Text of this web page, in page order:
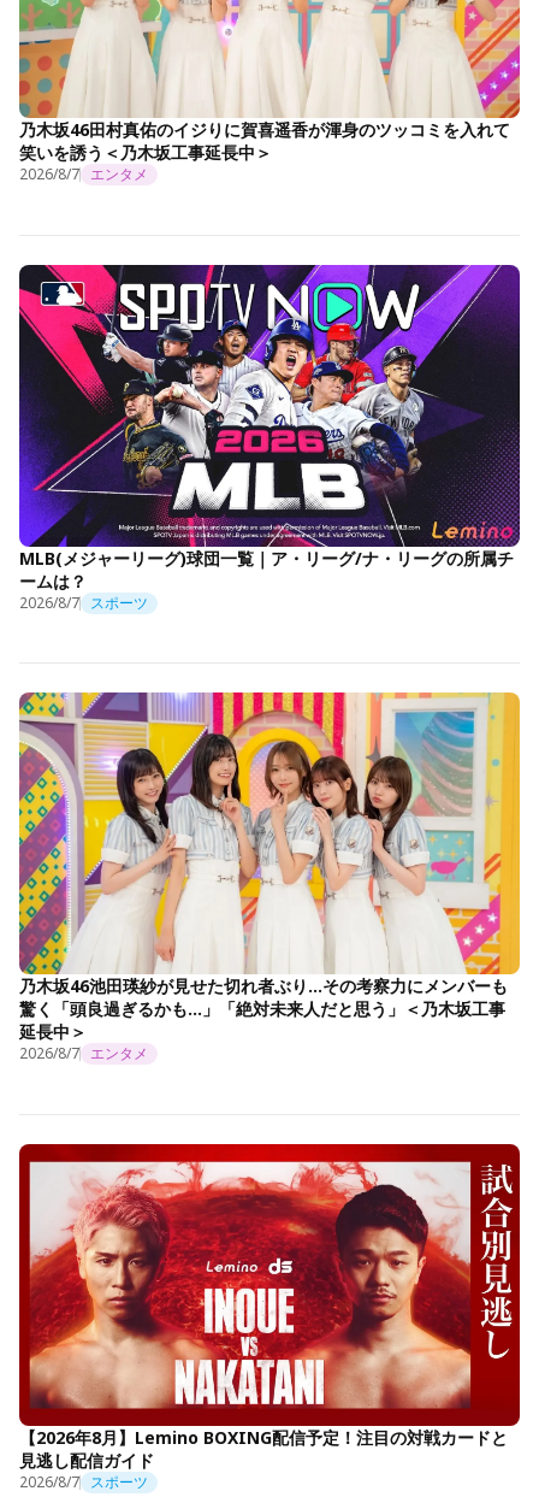
乃木坂46田村真佑のイジりに賀喜遥香が渾身のツッコミを入れて
笑いを誘う＜乃木坂工事延長中＞
2026/8/7 エンタメ
MLB(メジャーリーグ)球団一覧｜ア・リーグ/ナ・リーグの所属チ
ームは？
2026/8/7 スポーツ
乃木坂46池田瑛紗が見せた切れ者ぶり…その考察力にメンバーも
驚く「頭良過ぎるかも…」「絶対未来人だと思う」＜乃木坂工事
延長中＞
2026/8/7 エンタメ
【2026年8月】Lemino BOXING配信予定！注目の対戦カードと
見逃し配信ガイド
2026/8/7 スポーツ